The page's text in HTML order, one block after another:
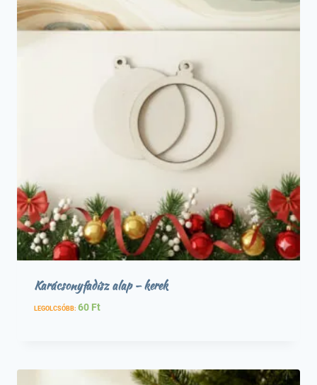
Karácsonyfadísz alap – kerek
LEGOLCSÓBB: 60 Ft